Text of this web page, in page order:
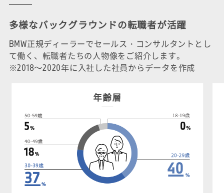
多様なバックグラウンドの転職者が活躍
BMW正規ディーラーでセールス・コンサルタントとし
て働く、転職者たちの人物像をご紹介します。
※2018～2020年に入社した社員からデータを作成
年齢層